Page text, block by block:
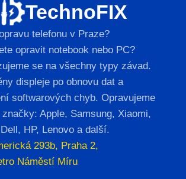
TechnoFIX
telefonu v Praze?
opravit notebook nebo PC?
se na všechny typy závad.
displeje po obnovu dat a
softwarových chyb. Opravujeme
Apple, Samsung, Xiaomi,
HP, Lenovo a další.
293b, Praha 2,
Náměstí Míru